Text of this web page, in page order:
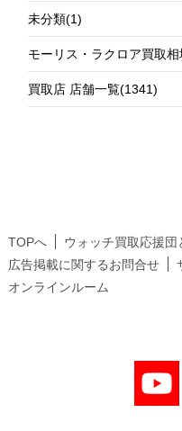
未分類(1)
モーリス・ラクロア買取
買取店 店舗一覧(1341)
TOPへ ウォッチ買取応援団
広告掲載に関するお問合せ
オンラインルーム